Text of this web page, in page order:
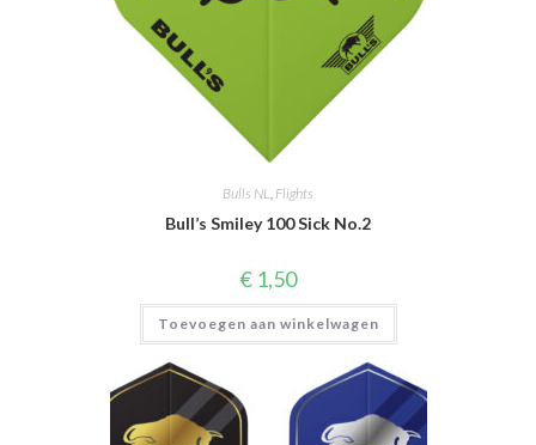
Bulls NL, Flights
Bull’s Smiley 100 Sick No.2
€ 1,50
Toevoegen aan winkelwagen